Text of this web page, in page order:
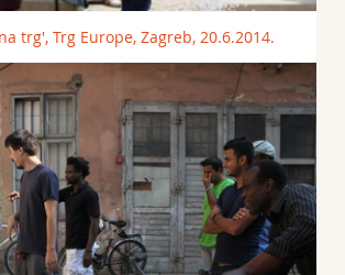
trg', Trg Europe, Zagreb, 20.6.2014.